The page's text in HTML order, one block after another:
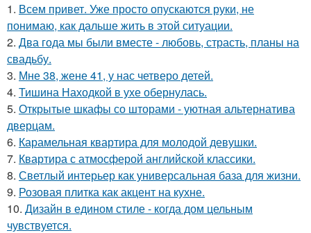
1. Всем привет. Уже просто опускаются руки, не
понимаю, как дальше жить в этой ситуации.
2. Два года мы были вместе - любовь, страсть, планы на
свадьбу.
3. Мне 38, жене 41, у нас четверо детей.
4. Тишина Находкой в ухе обернулась.
5. Открытые шкафы со шторами - уютная альтернатива
дверцам.
6. Карамельная квартира для молодой девушки.
7. Квартира с атмосферой английской классики.
8. Светлый интерьер как универсальная база для жизни.
9. Розовая плитка как акцент на кухне.
10. Дизайн в едином стиле - когда дом цельным
чувствуется.